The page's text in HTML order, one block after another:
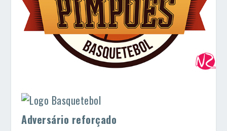
Adversário reforçado